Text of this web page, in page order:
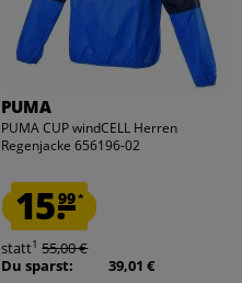
PUMA
PUMA CUP windCELL Herren
Regenjacke 656196-02
15.99*
statt1 55,00 €
Du sparst:
39,01 €